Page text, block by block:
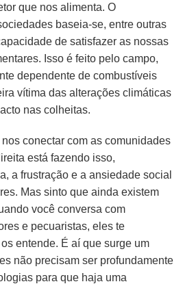
que nos alimenta. O
baseia-se, entre outras
de satisfazer as nossas
Isso é feito pelo campo,
dependente de combustíveis
vítima das alterações climáticas
nas colheitas.
conectar com as comunidades
está fazendo isso,
a frustração e a ansiedade social
Mas sinto que ainda existem
você conversa com
e pecuaristas, eles te
entende. É aí que surge um
não precisam ser profundamente
para que haja uma